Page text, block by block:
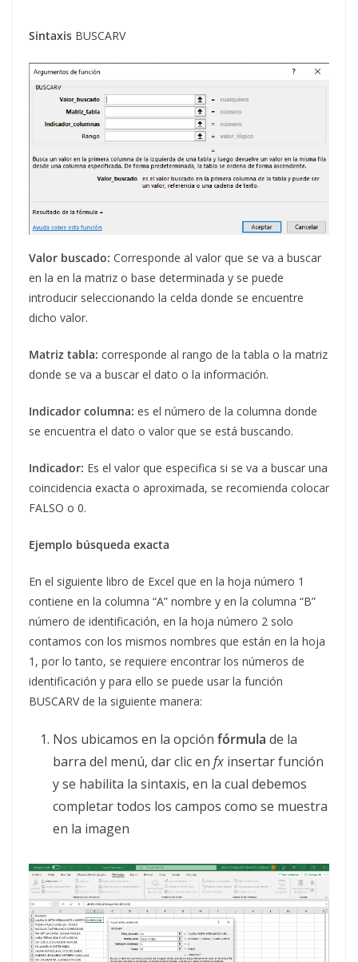
Sintaxis BUSCARV
Valor buscado: Corresponde al valor que se va a buscar
en la en la matriz o base determinada y se puede
introducir seleccionando la celda donde se encuentre
dicho valor.
Matriz tabla: corresponde al rango de la tabla o la matriz
donde se va a buscar el dato o la información.
Indicador columna: es el número de la columna donde
se encuentra el dato o valor que se está buscando.
Indicador: Es el valor que especifica si se va a buscar una
coincidencia exacta o aproximada, se recomienda colocar
FALSO o 0.
Ejemplo búsqueda exacta
En el siguiente libro de Excel que en la hoja número 1
contiene en la columna “A” nombre y en la columna “B”
número de identificación, en la hoja número 2 solo
contamos con los mismos nombres que están en la hoja
1, por lo tanto, se requiere encontrar los números de
identificación y para ello se puede usar la función
BUSCARV de la siguiente manera:
Nos ubicamos en la opción fórmula de la
barra del menú, dar clic en fx insertar función
y se habilita la sintaxis, en la cual debemos
completar todos los campos como se muestra
en la imagen